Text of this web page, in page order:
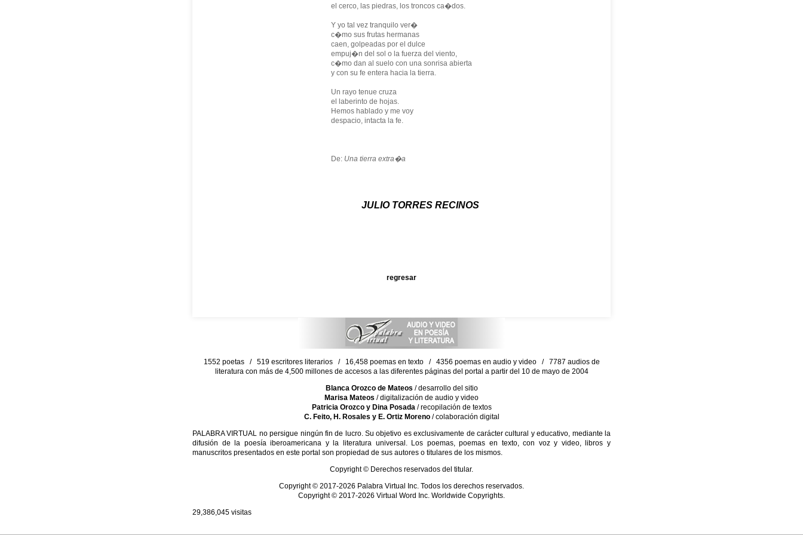
el cerco, las piedras, los troncos ca�dos.
Y yo tal vez tranquilo ver�
c�mo sus frutas hermanas
caen, golpeadas por el dulce
empuj�n del sol o la fuerza del viento,
c�mo dan al suelo con una sonrisa abierta
y con su fe entera hacia la tierra.
Un rayo tenue cruza
el laberinto de hojas.
Hemos hablado y me voy
despacio, intacta la fe.
De: Una tierra extra�a
JULIO TORRES RECINOS
regresar
1552 poetas / 519 escritores literarios / 16,458 poemas en texto / 4356 poemas en audio y video / 7787 audios de
literatura con más de 4,500 millones de accesos a las diferentes páginas del portal a partir del 10 de mayo de 2004
Blanca Orozco de Mateos / desarrollo del sitio
Marisa Mateos / digitalización de audio y video
Patricia Orozco y Dina Posada/ recopilación de textos
C. Feito, H. Rosales y E. Ortiz Moreno/ colaboración digital
PALABRA VIRTUAL no persigue ningún fin de lucro. Su objetivo es exclusivamente de carácter cultural y educativo, mediante la
difusión de la poesía iberoamericana y la literatura universal. Los poemas, poemas en texto, con voz y video, libros y
manuscritos presentados en este portal son propiedad de sus autores o titulares de los mismos.
Copyright © Derechos reservados del titular.
Copyright © 2017-2026 Palabra Virtual Inc. Todos los derechos reservados.
Copyright © 2017-2026 Virtual Word Inc. Worldwide Copyrights.
29,386,045 visitas